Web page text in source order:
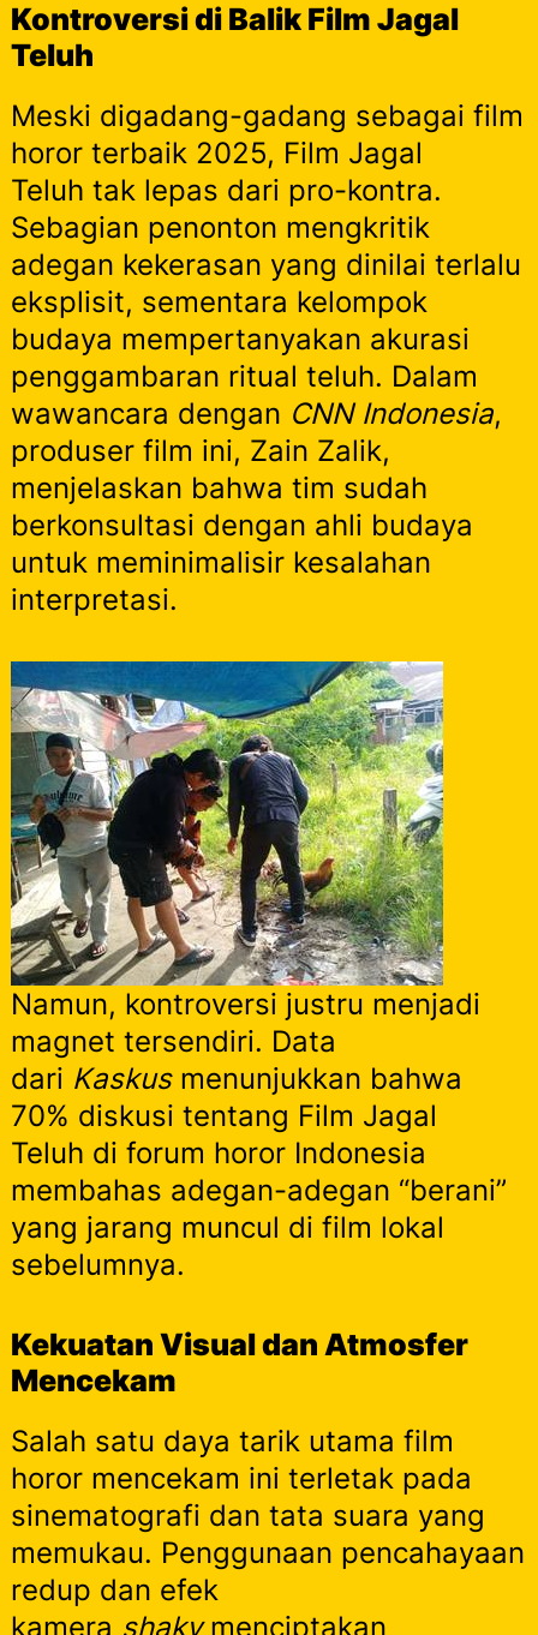
Kontroversi di Balik Film Jagal
Teluh
Meski digadang-gadang sebagai film
horor terbaik 2025, Film Jagal
Teluh tak lepas dari pro-kontra.
Sebagian penonton mengkritik
adegan kekerasan yang dinilai terlalu
eksplisit, sementara kelompok
budaya mempertanyakan akurasi
penggambaran ritual teluh. Dalam
wawancara dengan CNN Indonesia,
produser film ini, Zain Zalik,
menjelaskan bahwa tim sudah
berkonsultasi dengan ahli budaya
untuk meminimalisir kesalahan
interpretasi.
Namun, kontroversi justru menjadi
magnet tersendiri. Data
dari Kaskusmenunjukkan bahwa
70% diskusi tentang Film Jagal
Teluh di forum horor Indonesia
membahas adegan-adegan “berani”
yang jarang muncul di film lokal
sebelumnya.
Kekuatan Visual dan Atmosfer
Mencekam
Salah satu daya tarik utama film
horor mencekam ini terletak pada
sinematografi dan tata suara yang
memukau. Penggunaan pencahayaan
redup dan efek
kamera shakymenciptakan